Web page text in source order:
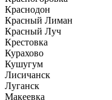
Краснодон
Красный Лиман
Красный Луч
Крестовка
Курахово
Кушугум
Лисичанск
Луганск
Макеевка